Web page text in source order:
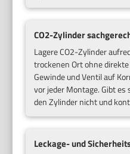
CO2-Zylinder
Lagere CO2-Zylinder
trockenen Ort ohne
Gewinde und Ventil auf
vor jeder Montage. Gibt
den Zylinder nicht und
Leckage- und